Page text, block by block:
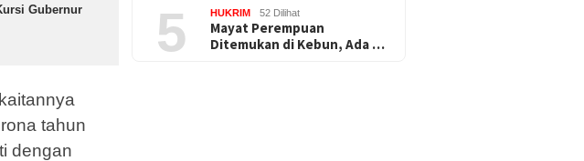
Gubernur
tahun
dengan
5 HUKRIM 52 Dilihat
Mayat Perempuan
Ditemukan di Kebun, Ada …